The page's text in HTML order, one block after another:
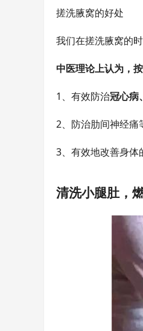
搓洗腋窝的好处
我们在搓洗腋窝的
中医理论上认为，
1、有效防治冠心病
2、防治肋间神经痛
3、有效地改善身体
清洗小腿肚，